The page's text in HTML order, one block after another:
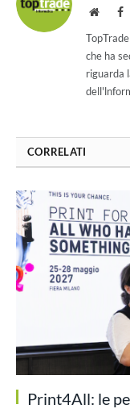
Website
che ha
riguarda
CORRELATI
Print4All: le